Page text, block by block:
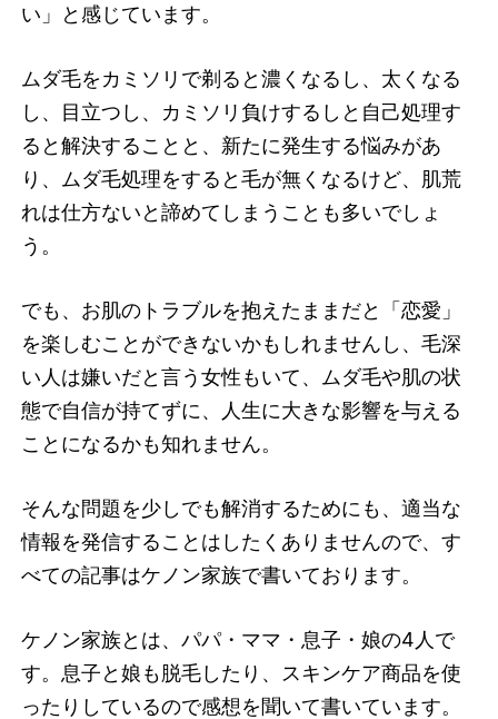
い」と感じています。
ムダ毛をカミソリで剃ると濃くなるし、太くなる
し、目立つし、カミソリ負けするしと自己処理す
ると解決することと、新たに発生する悩みがあ
り、ムダ毛処理をすると毛が無くなるけど、肌荒
れは仕方ないと諦めてしまうことも多いでしょ
う。
でも、お肌のトラブルを抱えたままだと「恋愛」
を楽しむことができないかもしれませんし、毛深
い人は嫌いだと言う女性もいて、ムダ毛や肌の状
態で自信が持てずに、人生に大きな影響を与える
ことになるかも知れません。
そんな問題を少しでも解消するためにも、適当な
情報を発信することはしたくありませんので、す
べての記事はケノン家族で書いております。
ケノン家族とは、パパ・ママ・息子・娘の4人で
す。息子と娘も脱毛したり、スキンケア商品を使
ったりしているので感想を聞いて書いています。